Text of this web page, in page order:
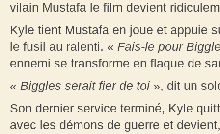
vilain Mustafa le film devient
Kyle tient Mustafa en joue et appuie
le fusil au ralenti. « Fais-le pour
ennemi se transforme en flaque de
« Biggles serait fier de toi », dit un
Son dernier service terminé, Kyle
avec les démons de guerre et